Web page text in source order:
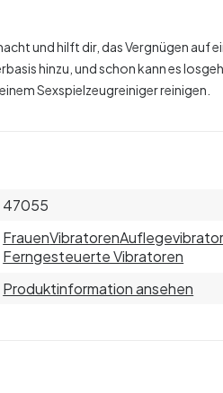
und hilft dir, das Vergnügen auf
hinzu, und schon kann es
Sexspielzeugreiniger reinigen.
47055
FrauenVibratoren
Ferngesteuerte Vibratoren
Produktinformation ansehen